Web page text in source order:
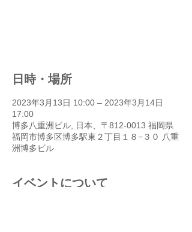
日時・場所
2023年3月13日 10:00 – 2023年3月14日
17:00
博多八重洲ビル, 日本、〒812-0013 福岡県
福岡市博多区博多駅東２丁目１８−３０ 八重
洲博多ビル
イベントについて